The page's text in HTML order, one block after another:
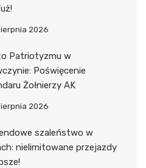
2026
Patriotyzmu w
Poświęcenie
Żołnierzy AK
2026
szaleństwo w
nielimitowane przejazdy